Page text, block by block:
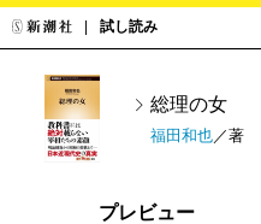
試し読み
総理の女
福田和也 ／著
プレビュー